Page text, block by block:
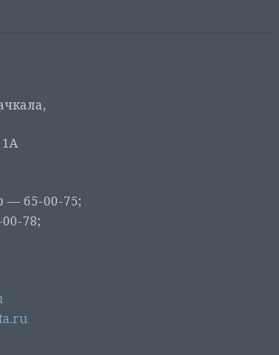
— 65-00-75;
78;